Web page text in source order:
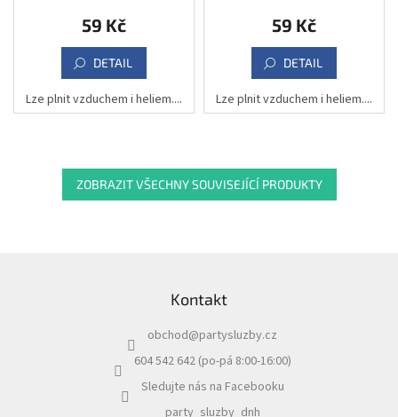
59 Kč
DETAIL
Lze plnit vzduchem i heliem....
59 Kč
DETAIL
Lze plnit vzduchem i heliem....
ZOBRAZIT VŠECHNY SOUVISEJÍCÍ PRODUKTY
Kontakt
obchod@partysluzby.cz
604 542 642 (po-pá 8:00-16:00)
Sledujte nás na Facebooku
party_sluzby_dnh